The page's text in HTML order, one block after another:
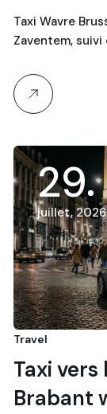
Taxi Wavre
Zaventem,
29
juillet, 2026
Travel
Taxi vers
Brabant